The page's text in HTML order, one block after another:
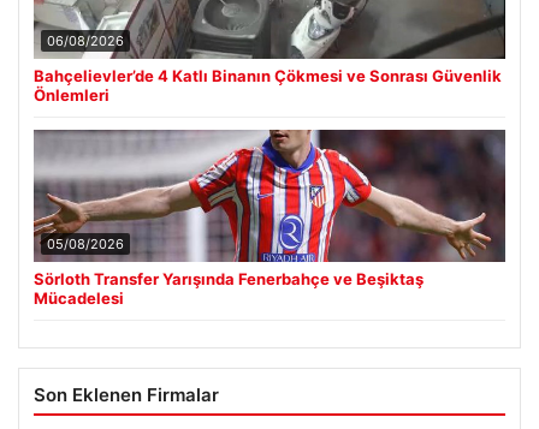
06/08/2026
Bahçelievler’de 4 Katlı Binanın Çökmesi ve Sonrası Güvenlik
Önlemleri
05/08/2026
Sörloth Transfer Yarışında Fenerbahçe ve Beşiktaş
Mücadelesi
Son Eklenen Firmalar